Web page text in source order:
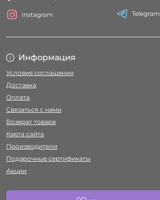
Информация
Условия соглашения
Доставка
Оплата
Связаться с нами
Возврат товара
Карта сайта
Производители
Подарочные сертификаты
Акции
Instagram Telegram